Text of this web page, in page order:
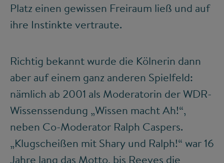
Platz einen gewissen Freiraum ließ und auf
ihre Instinkte vertraute.
Richtig bekannt wurde die Kölnerin dann
aber auf einem ganz anderen Spielfeld:
nämlich ab 2001 als Moderatorin der WDR-
Wissenssendung „Wissen macht Ah!“,
neben Co-Moderator Ralph Caspers.
„Klugscheißen mit Shary und Ralph!“ war 16
Jahre lang das Motto, bis Reeves die